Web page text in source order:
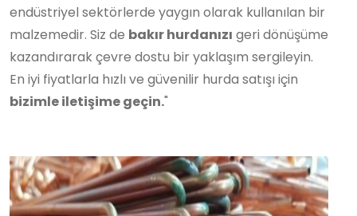
endüstriyel sektörlerde yaygın olarak kullanılan bir
malzemedir. Siz de bakır hurdanızı geri dönüşüme
kazandırarak çevre dostu bir yaklaşım sergileyin.
En iyi fiyatlarla hızlı ve güvenilir hurda satışı için
bizimle iletişime geçin."